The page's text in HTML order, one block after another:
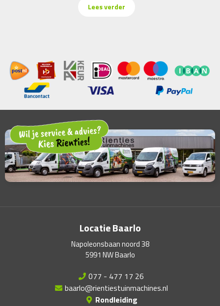
Lees verder
Locatie Baarlo
Napoleonsbaan noord 38
5991 NW Baarlo
077 - 477 17 26
baarlo@rientiestuinmachines.nl
Rondleiding